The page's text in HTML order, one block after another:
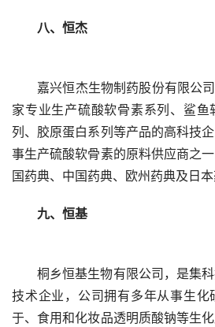
八、恒杰
嘉兴恒杰生物制药股份有限公
家专业生产硫酸软骨素系列、鲨鱼
列、胶原蛋白系列等产品的高科技
事生产硫酸软骨素的原料供应商之
国药典、中国药典、欧州药典及日本
九、恒基
桐乡恒基生物有限公司，是集
技术企业，公司拥有多年从事生化
于、食用和化妆品透明质酸钠等生